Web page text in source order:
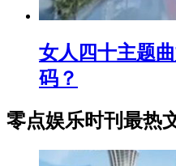
女人四十主题
码？
零点娱乐时刊最热